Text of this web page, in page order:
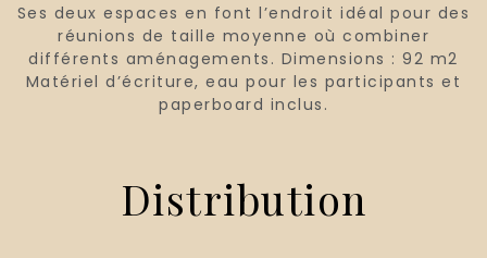
Ses deux espaces en font l’endroit idéal pour des
réunions de taille moyenne où combiner
différents aménagements. Dimensions : 92 m2
Matériel d’écriture, eau pour les participants et
paperboard inclus.
Distribution